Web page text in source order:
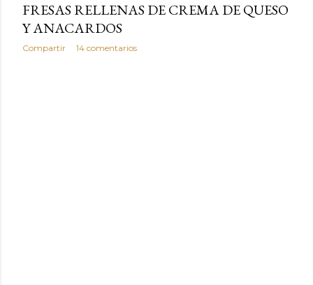
FRESAS RELLENAS DE CREMA DE QUESO
Y ANACARDOS
Compartir 14 comentarios